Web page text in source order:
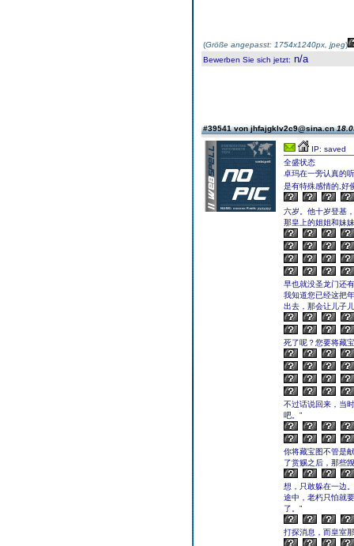
(Größe angepasst: 1754x1240px, jpeg)
Bewerben Sie sich jetzt: n/a
#39541 von jhfajgklv2c9@sina.cn
IP: saved
全盛状态
卓玛在一旁认真的
是有特殊感情的,好
六岁。他十岁登基
那皇上的姐姐和妹
早也就没圣龙门还
我知道您已经这把
出去，那会让儿子
死了呢？您要将藏
不过话说回来，当
吧。”
你将藏宝图不管是
了赏赐之后，那些
想，只敢躲在一边
途中，老朽只怕就
了。”
打探消息，而皇室